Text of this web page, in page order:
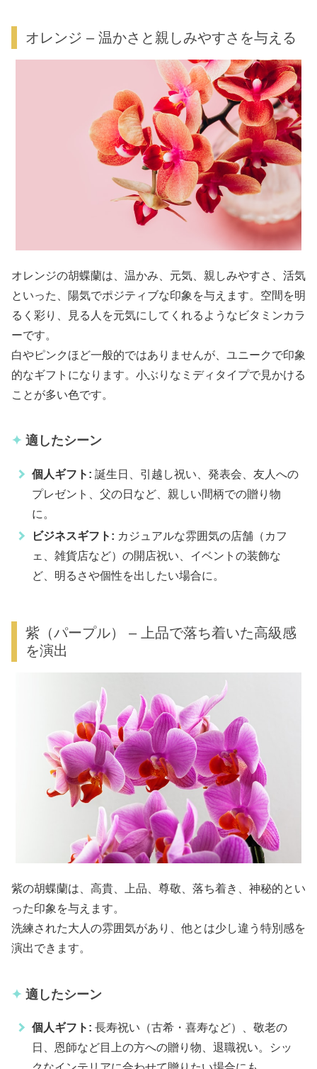
オレンジ – 温かさと親しみやすさを与える
オレンジの胡蝶蘭は、温かみ、元気、親しみやすさ、活気
といった、陽気でポジティブな印象を与えます。空間を明
るく彩り、見る人を元気にしてくれるようなビタミンカラ
ーです。
白やピンクほど一般的ではありませんが、ユニークで印象
的なギフトになります。小ぶりなミディタイプで見かける
ことが多い色です。
適したシーン
個人ギフト: 誕生日、引越し祝い、発表会、友人への
プレゼント、父の日など、親しい間柄での贈り物
に。
ビジネスギフト: カジュアルな雰囲気の店舗（カフ
ェ、雑貨店など）の開店祝い、イベントの装飾な
ど、明るさや個性を出したい場合に。
紫（パープル） – 上品で落ち着いた高級感
を演出
紫の胡蝶蘭は、高貴、上品、尊敬、落ち着き、神秘的とい
った印象を与えます。
洗練された大人の雰囲気があり、他とは少し違う特別感を
演出できます。
適したシーン
個人ギフト: 長寿祝い（古希・喜寿など）、敬老の
日、恩師など目上の方への贈り物、退職祝い。シッ